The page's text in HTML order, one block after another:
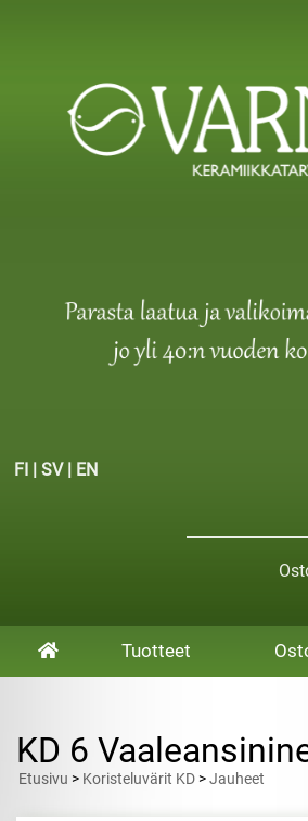
FI | SV| EN
Tuotteet
KD 6
Etusivu > Koristeluvärit KD >Jauheet